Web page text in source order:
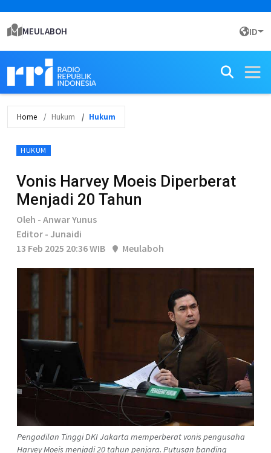
MEULABOH ID
Home Hukum Hukum
HUKUM
Vonis Harvey Moeis Diperberat
Menjadi 20 Tahun
Oleh - Anwar Yunus
Editor - Junaidi
13 Feb 2025 20:36 WIB
Meulaboh
Pengadilan Tinggi DKI Jakarta memperberat vonis pengusaha
Harvey Moeis menjadi 20 tahun penjara. Putusan banding